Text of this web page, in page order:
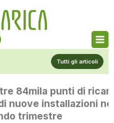
Tutti gli articoli
punti di ricarica
installazioni nel
trimestre